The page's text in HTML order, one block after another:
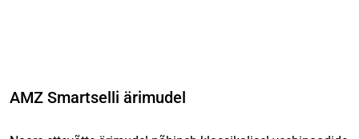
AMZ Smartselli ärimudel